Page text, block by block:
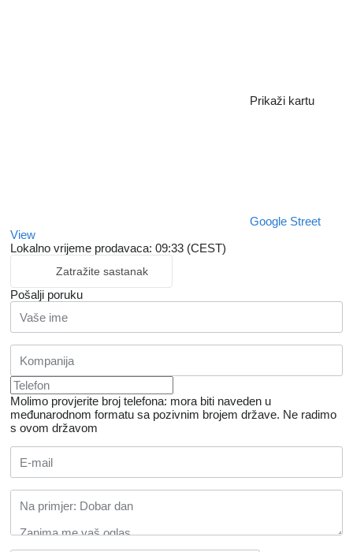
Prikaži kartu
Google Street
View
Lokalno vrijeme prodavaca: 09:33 (CEST)
Zatražite sastanak
Pošalji poruku
Molimo provjerite broj telefona: mora biti naveden u
međunarodnom formatu sa pozivnim brojem države. Ne radimo
s ovom državom